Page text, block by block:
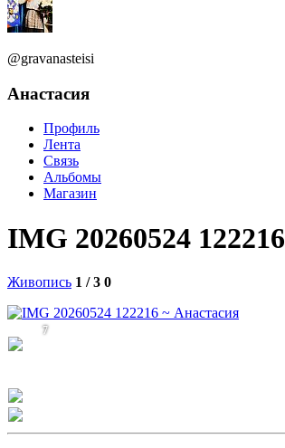
@gravanasteisi
Анастасия
Профиль
Лента
Связь
Альбомы
Магазин
IMG 20260524 122216
Живопись 1 / 3 0
7